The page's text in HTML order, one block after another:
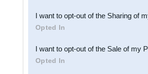
Downstream Participants
third parties.
I want to opt-out of the Sharing of
Opted In
I want to opt-out of the Sale of my
Opted In